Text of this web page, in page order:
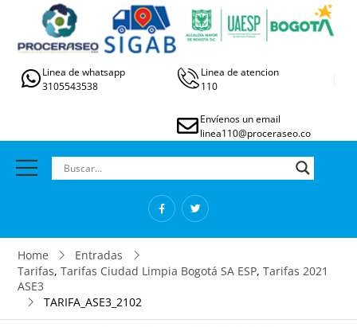
Linea de whatsapp
3105543538
Linea de atencion
110
Envíenos un email
linea110@proceraseo.co
Home
Entradas
Tarifas, Tarifas Ciudad Limpia Bogotá SA ESP, Tarifas 2021
ASE3
TARIFA_ASE3_2102